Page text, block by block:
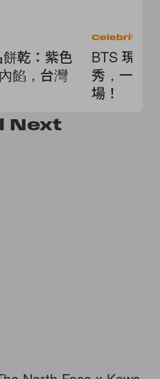
乾：紫色
餡，台灣
Celebrities
BTS 現身
秀，一曲
場！
Next